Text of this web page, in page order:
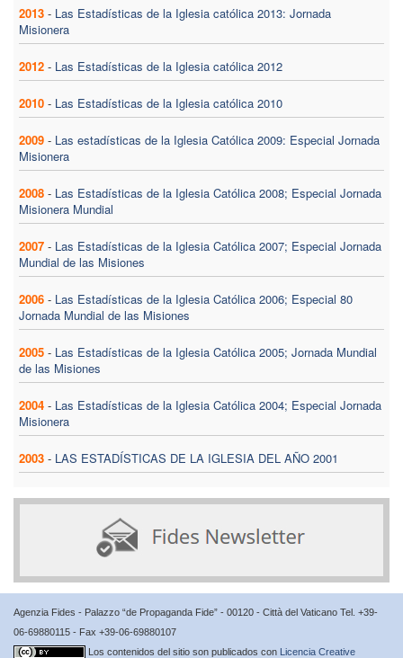
2013 - Las Estadísticas de la Iglesia católica 2013: Jornada
Misionera
2012 - Las Estadísticas de la Iglesia católica 2012
2010 - Las Estadísticas de la Iglesia católica 2010
2009 - Las estadísticas de la Iglesia Católica 2009: Especial Jornada
Misionera
2008 - Las Estadísticas de la Iglesia Católica 2008; Especial Jornada
Misionera Mundial
2007 - Las Estadísticas de la Iglesia Católica 2007; Especial Jornada
Mundial de las Misiones
2006 - Las Estadísticas de la Iglesia Católica 2006; Especial 80
Jornada Mundial de las Misiones
2005 - Las Estadísticas de la Iglesia Católica 2005; Jornada Mundial
de las Misiones
2004 - Las Estadísticas de la Iglesia Católica 2004; Especial Jornada
Misionera
2003 - LAS ESTADÍSTICAS DE LA IGLESIA DEL AÑO 2001
Agenzia Fides - Palazzo “de Propaganda Fide” - 00120 - Città del Vaticano Tel. +39-
06-69880115 - Fax +39-06-69880107
Los contenidos del sitio son publicados con Licencia Creative